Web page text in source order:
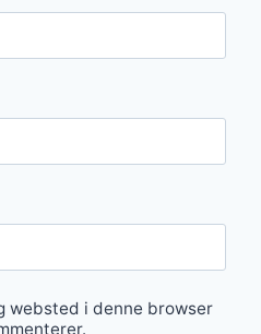
websted i denne browser